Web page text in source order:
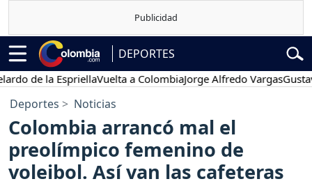
DEPORTES
la EspriellaVuelta a ColombiaJorge Alfredo VargasGustavo
Deportes Noticias
Colombia arrancó mal el
preolímpico femenino de
voleibol. Así van las cafeteras